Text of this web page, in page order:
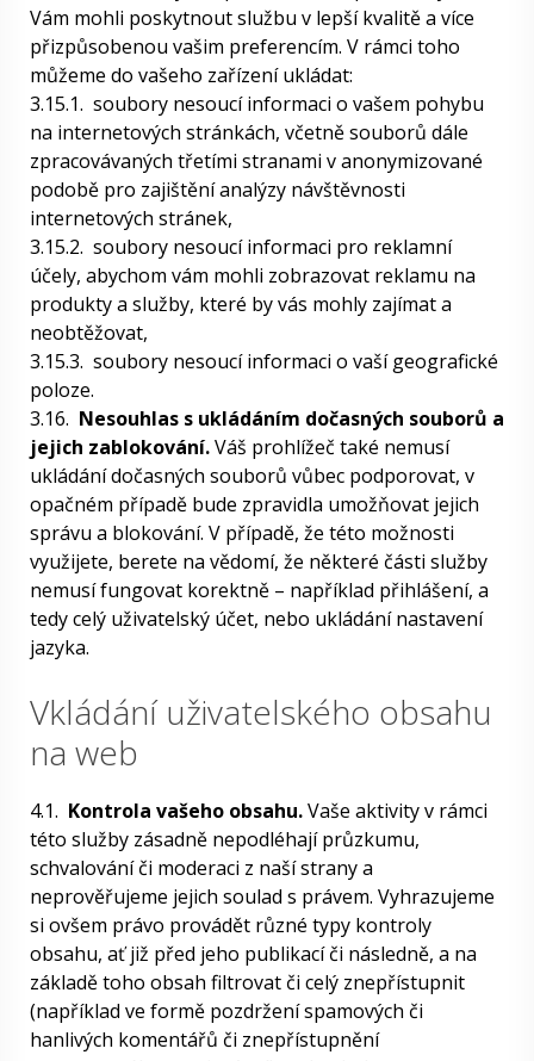
Vám mohli poskytnout službu v lepší kvalitě a více
přizpůsobenou vašim preferencím. V rámci toho
můžeme do vašeho zařízení ukládat:
3.15.1. soubory nesoucí informaci o vašem pohybu
na internetových stránkách, včetně souborů dále
zpracovávaných třetími stranami v anonymizované
podobě pro zajištění analýzy návštěvnosti
internetových stránek,
3.15.2. soubory nesoucí informaci pro reklamní
účely, abychom vám mohli zobrazovat reklamu na
produkty a služby, které by vás mohly zajímat a
neobtěžovat,
3.15.3. soubory nesoucí informaci o vaší geografické
poloze.
3.16. Nesouhlas s ukládáním dočasných souborů a
jejich zablokování.Váš prohlížeč také nemusí
ukládání dočasných souborů vůbec podporovat, v
opačném případě bude zpravidla umožňovat jejich
správu a blokování. V případě, že této možnosti
využijete, berete na vědomí, že některé části služby
nemusí fungovat korektně – například přihlášení, a
tedy celý uživatelský účet, nebo ukládání nastavení
jazyka.
Vkládání uživatelského obsahu
na web
4.1. Kontrola vašeho obsahu.Vaše aktivity v rámci
této služby zásadně nepodléhají průzkumu,
schvalování či moderaci z naší strany a
neprověřujeme jejich soulad s právem. Vyhrazujeme
si ovšem právo provádět různé typy kontroly
obsahu, ať již před jeho publikací či následně, a na
základě toho obsah filtrovat či celý znepřístupnit
(například ve formě pozdržení spamových či
hanlivých komentářů či znepřístupnění